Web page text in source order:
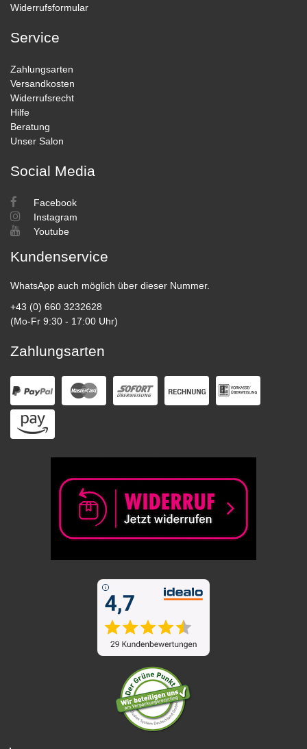
Widerrufsformular
Service
Zahlungsarten
Versandkosten
Widerrufsrecht
Hilfe
Beratung
Unser Salon
Social Media
Facebook
Instagram
Youtube
Kundenservice
WhatsApp auch möglich über dieser Nummer.
+43 (0) 660 3232628
(Mo-Fr 9:30 - 17:00 Uhr)
Zahlungsarten